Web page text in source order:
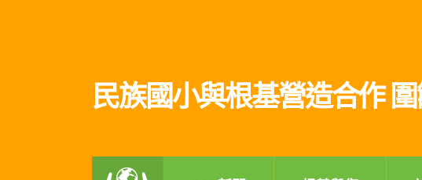
民族國小與根基營造合作